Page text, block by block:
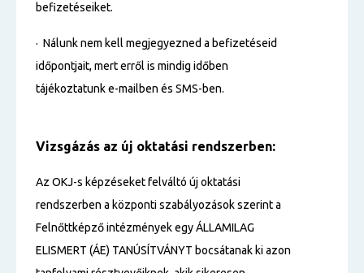
befizetéseiket.
· Nálunk nem kell megjegyezned a befizetéseid
időpontjait, mert erről is mindig időben
tájékoztatunk e-mailben és SMS-ben.
Vizsgázás az új oktatási rendszerben:
Az OKJ-s képzéseket felváltó új oktatási
rendszerben a központi szabályozások szerint a
Felnőttképző intézmények egy ÁLLAMILAG
ELISMERT (ÁE) TANÚSÍTVÁNYT bocsátanak ki azon